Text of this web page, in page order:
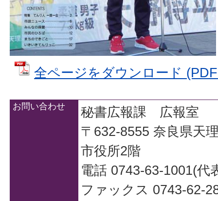
全ページをダウンロード
お問い合わせ
秘書広報課 広報室
〒632-8555 奈良県天
市役所2階
電話 0743-63-1001(代
ファックス 0743-62-